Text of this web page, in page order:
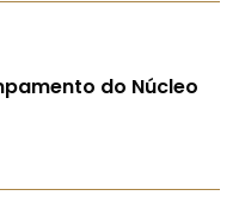
do Núcleo